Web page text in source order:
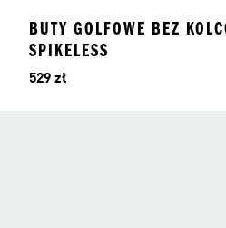
BUTY GOLFOWE BEZ
SPIKELESS
Cena
529 zł